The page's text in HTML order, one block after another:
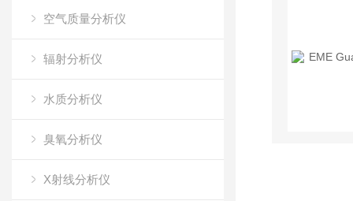
空气质量分析仪
辐射分析仪
水质分析仪
臭氧分析仪
X射线分析仪